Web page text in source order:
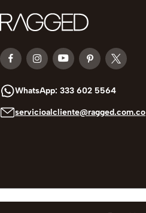
WhatsApp: 333 602 5564
servicioalcliente@ragged.com.co